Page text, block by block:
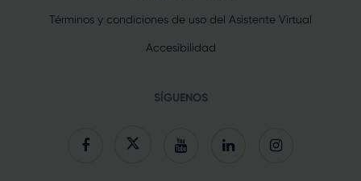
Términos y condiciones de uso del Asistente Virtual
Accesibilidad
SÍGUENOS